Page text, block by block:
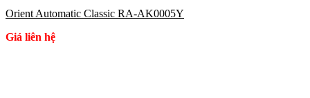
Orient Automatic Classic RA-AK0005Y
Giá liên hệ